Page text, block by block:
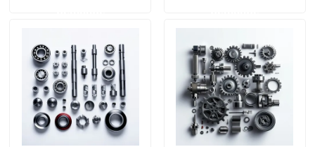
À propos de nous
Visite de l'usine